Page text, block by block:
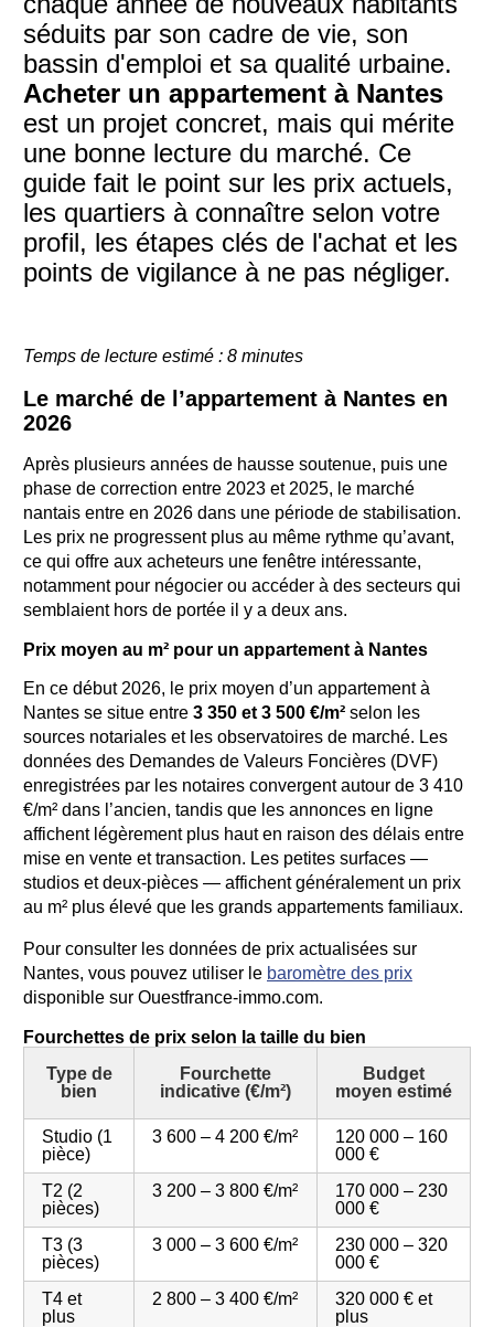
séduits par son cadre de vie, son
bassin d'emploi et sa qualité urbaine.
Acheter un appartement à Nantes
est un projet concret, mais qui mérite
une bonne lecture du marché. Ce
guide fait le point sur les prix actuels,
les quartiers à connaître selon votre
profil, les étapes clés de l'achat et les
points de vigilance à ne pas négliger.
Temps de lecture estimé : 8 minutes
Le marché de l’appartement à Nantes en
2026
Après plusieurs années de hausse soutenue, puis une
phase de correction entre 2023 et 2025, le marché
nantais entre en 2026 dans une période de stabilisation.
Les prix ne progressent plus au même rythme qu’avant,
ce qui offre aux acheteurs une fenêtre intéressante,
notamment pour négocier ou accéder à des secteurs qui
semblaient hors de portée il y a deux ans.
Prix moyen au m² pour un appartement à Nantes
En ce début 2026, le prix moyen d’un appartement à
Nantes se situe entre 3 350 et 3 500 €/m² selon les
sources notariales et les observatoires de marché. Les
données des Demandes de Valeurs Foncières (DVF)
enregistrées par les notaires convergent autour de 3 410
€/m² dans l’ancien, tandis que les annonces en ligne
affichent légèrement plus haut en raison des délais entre
mise en vente et transaction. Les petites surfaces —
studios et deux-pièces — affichent généralement un prix
au m² plus élevé que les grands appartements familiaux.
Pour consulter les données de prix actualisées sur
Nantes, vous pouvez utiliser le baromètre des prix
disponible sur Ouestfrance-immo.com.
Fourchettes de prix selon la taille du bien
Type de
bien
Fourchette
indicative (€/m²)
Budget
moyen estimé
Studio (1
pièce)
3 600 – 4 200 €/m²
120 000 – 160
000 €
T2 (2
pièces)
3 200 – 3 800 €/m²
170 000 – 230
000 €
T3 (3
pièces)
3 000 – 3 600 €/m²
230 000 – 320
000 €
T4 et
plus
2 800 – 3 400 €/m²
320 000 € et
plus